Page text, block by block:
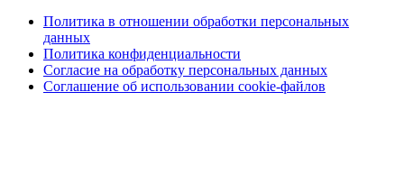
Политика в отношении обработки персональных
данных
Политика конфиденциальности
Согласие на обработку персональных данных
Соглашение об использовании cookie-файлов